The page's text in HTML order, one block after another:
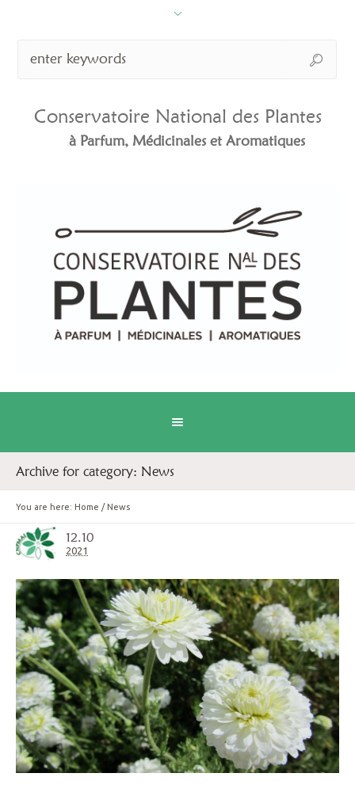
Conservatoire National des Plantes
à Parfum, Médicinales et Aromatiques
Archive for category: News
You are here: Home / News
12.10
2021